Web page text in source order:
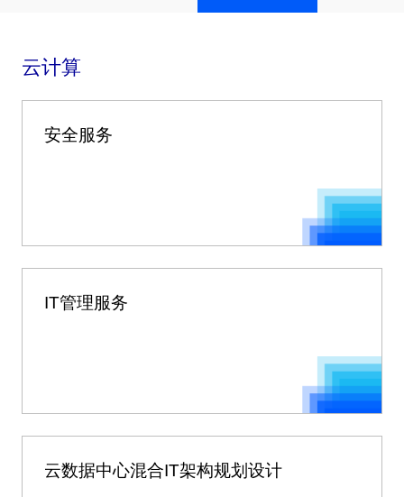
云计算
安全服务
IT管理服务
云数据中心混合IT架构规划设计